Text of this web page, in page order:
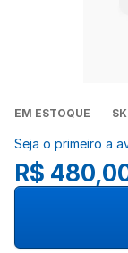
Saltar
o
início
da
imagens
EM ESTOQUE
Seja o primeiro a
R$